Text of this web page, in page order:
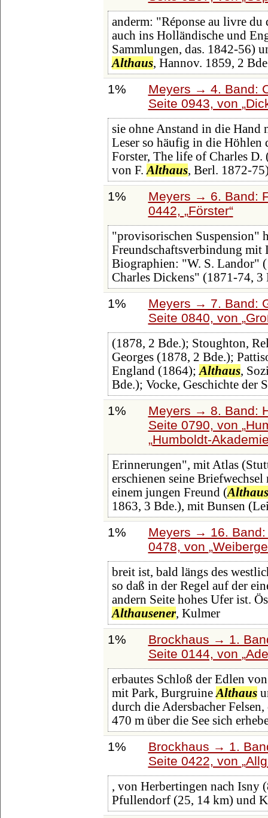
anderm: "Réponse au livre du
auch ins Holländische und
Sammlungen, das. 1842-56)
Althaus, Hannov. 1859, 2
1%
Meyers → 4. Band:
Seite 0943, von
sie ohne Anstand in die Hand
Leser so häufig in die Höhlen
Forster, The life of Charles
von F. Althaus, Berl. 1872-
1%
Meyers → 6. Band:
0442,
Förster
"provisorischen Suspension"
Freundschaftsverbindung mit
Biographien: "W. S. Landor"
Charles Dickens" (1871-74,
1%
Meyers → 7. Band:
Seite 0840, von
(1878, 2 Bde.); Stoughton,
Georges (1878, 2 Bde.);
England (1864); Althaus,
Bde.); Vocke, Geschichte der
1%
Meyers → 8. Band:
Seite 0790, von
Humboldt-
Erinnerungen", mit Atlas
erschienen seine
einem jungen Freund (Althaus
1863, 3 Bde.), mit Bunsen
1%
Meyers → 16.
0478, von
breit ist, bald längs des
so daß in der Regel auf der
andern Seite hohes Ufer ist.
Althausener, Kulmer
1%
Brockhaus → 1.
Seite 0144, von
erbautes Schloß der Edlen
mit Park, Burgruine Althaus
durch die Adersbacher
470 m über die See sich
1%
Brockhaus → 1.
Seite 0422, von
, von Herbertingen nach
Pfullendorf (25, 14 km) und